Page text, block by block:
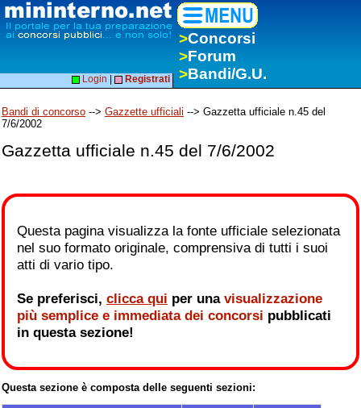
>Concorsi
>Forum
>Bandi/G.U.
Login Registrati
Bandi di concorso --> Gazzette ufficiali --> Gazzetta ufficiale n.45 del
7/6/2002
Gazzetta ufficiale n.45 del 7/6/2002
Questa pagina visualizza la fonte ufficiale selezionata
nel suo formato originale, comprensiva di tutti i suoi
atti di vario tipo.
Se preferisci, clicca qui per una visualizzazione
più semplice e immediata dei concorsi pubblicati
in questa sezione!
Questa sezione è composta delle seguenti sezioni: